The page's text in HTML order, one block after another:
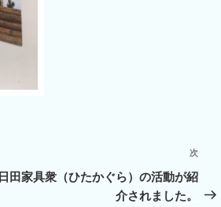
次
の
投
次
日田家具衆（ひたかぐら）の活動が紹
介されました。